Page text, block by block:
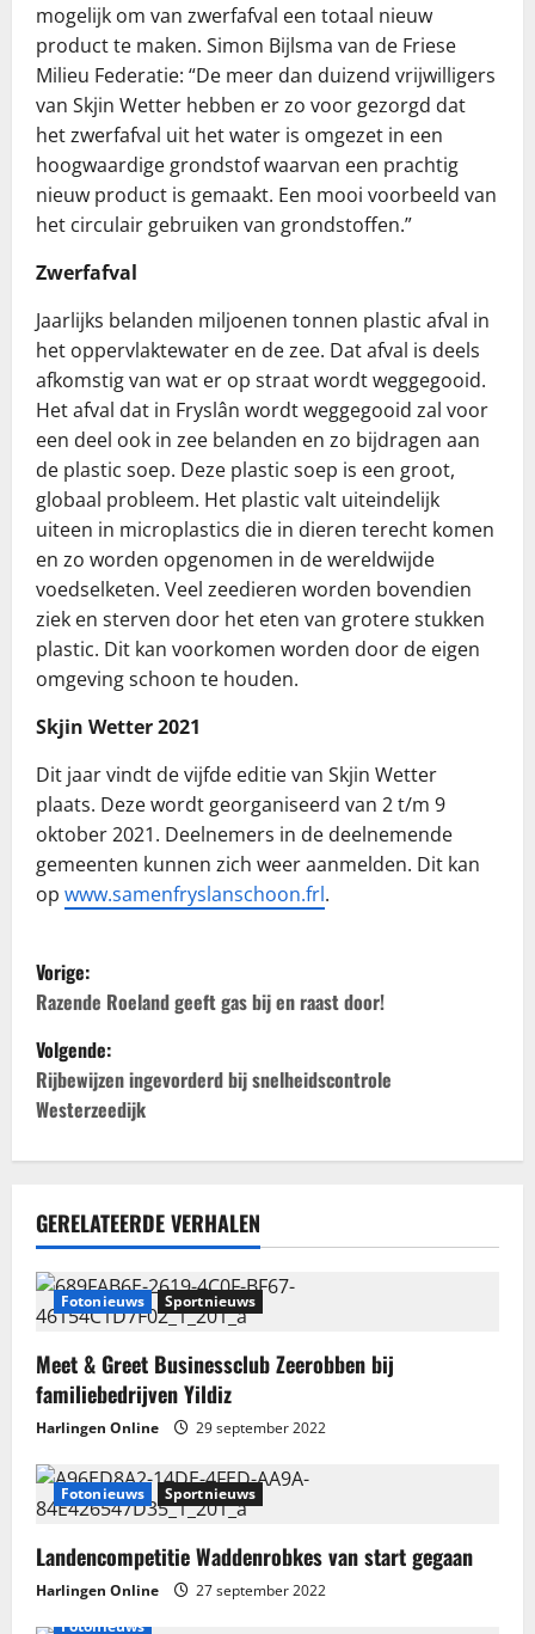
mogelijk om van zwerfafval een totaal nieuw
product te maken. Simon Bijlsma van de Friese
Milieu Federatie: “De meer dan duizend vrijwilligers
van Skjin Wetter hebben er zo voor gezorgd dat
het zwerfafval uit het water is omgezet in een
hoogwaardige grondstof waarvan een prachtig
nieuw product is gemaakt. Een mooi voorbeeld van
het circulair gebruiken van grondstoffen.”
Zwerfafval
Jaarlijks belanden miljoenen tonnen plastic afval in
het oppervlaktewater en de zee. Dat afval is deels
afkomstig van wat er op straat wordt weggegooid.
Het afval dat in Fryslân wordt weggegooid zal voor
een deel ook in zee belanden en zo bijdragen aan
de plastic soep. Deze plastic soep is een groot,
globaal probleem. Het plastic valt uiteindelijk
uiteen in microplastics die in dieren terecht komen
en zo worden opgenomen in de wereldwijde
voedselketen. Veel zeedieren worden bovendien
ziek en sterven door het eten van grotere stukken
plastic. Dit kan voorkomen worden door de eigen
omgeving schoon te houden.
Skjin Wetter 2021
Dit jaar vindt de vijfde editie van Skjin Wetter
plaats. Deze wordt georganiseerd van 2 t/m 9
oktober 2021. Deelnemers in de deelnemende
gemeenten kunnen zich weer aanmelden. Dit kan
op www.samenfryslanschoon.frl.
B
e
r
i
c
h
t
n
a
v
i
g
a
t
Vorige:
Razende Roeland geeft gas bij en raast door!
Volgende:
Rijbewijzen ingevorderd bij snelheidscontrole
Westerzeedijk
GERELATEERDE VERHALEN
Fotonieuws Sportnieuws
Meet & Greet Businessclub Zeerobben bij
familiebedrijven Yildiz
Harlingen Online 29 september 2022
Fotonieuws Sportnieuws
Landencompetitie Waddenrobkes van start gegaan
Harlingen Online
27 september 2022
Fotonieuws